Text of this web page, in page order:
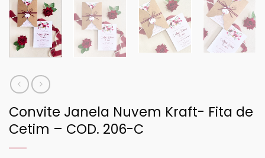
Convite Janela Nuvem Kraft- Fita de
Cetim – COD. 206-C